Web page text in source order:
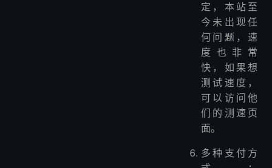
定，本站至
今未出现任
何问题，速
度也非常
快，如果想
测试速度，
可以访问他
们的测速页
面。
多种支付方